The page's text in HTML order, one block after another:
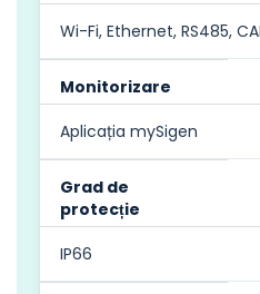
Wi-Fi, Ethernet, RS485,
Monitorizare
Aplicația mySigen
Grad de
protecție
IP66